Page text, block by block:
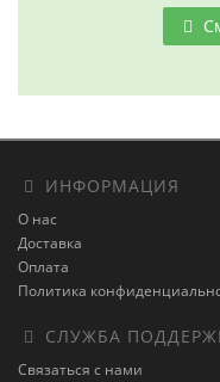
ИНФОРМАЦИЯ
О нас
Доставка
Оплата
Политика
СЛУЖБА
Связаться с нами